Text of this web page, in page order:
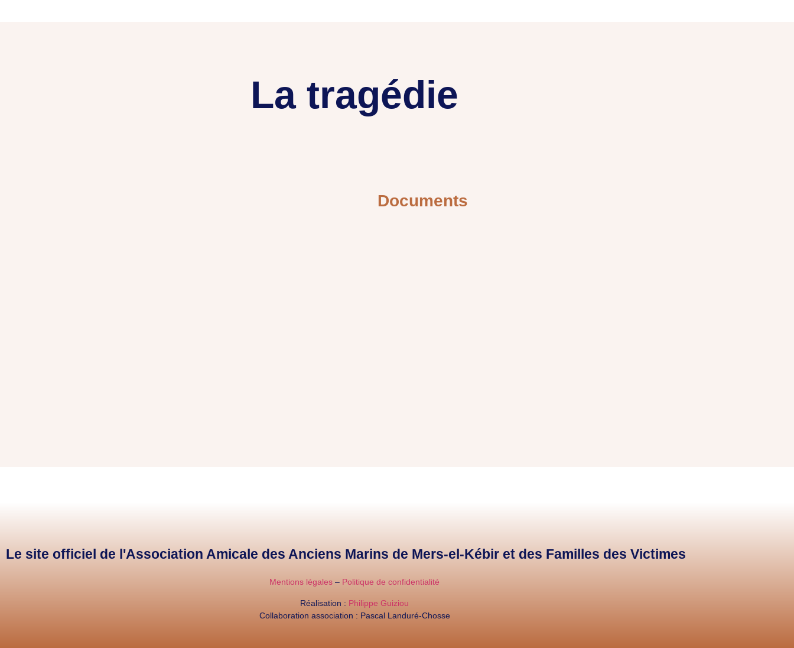
La tragédie
Documents
Le site officiel de l'Association Amicale des Anciens Marins de Mers-el-Kébir et des Familles des Victimes
Mentions légales – Politique de confidentialité
Réalisation : Philippe Guiziou
Collaboration association : Pascal Landuré-Chosse